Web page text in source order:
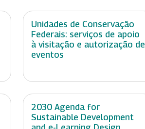
Unidades de Conservação
Federais: serviços de apoio
à visitação e autorização de
eventos
2030 Agenda for
Sustainable Development